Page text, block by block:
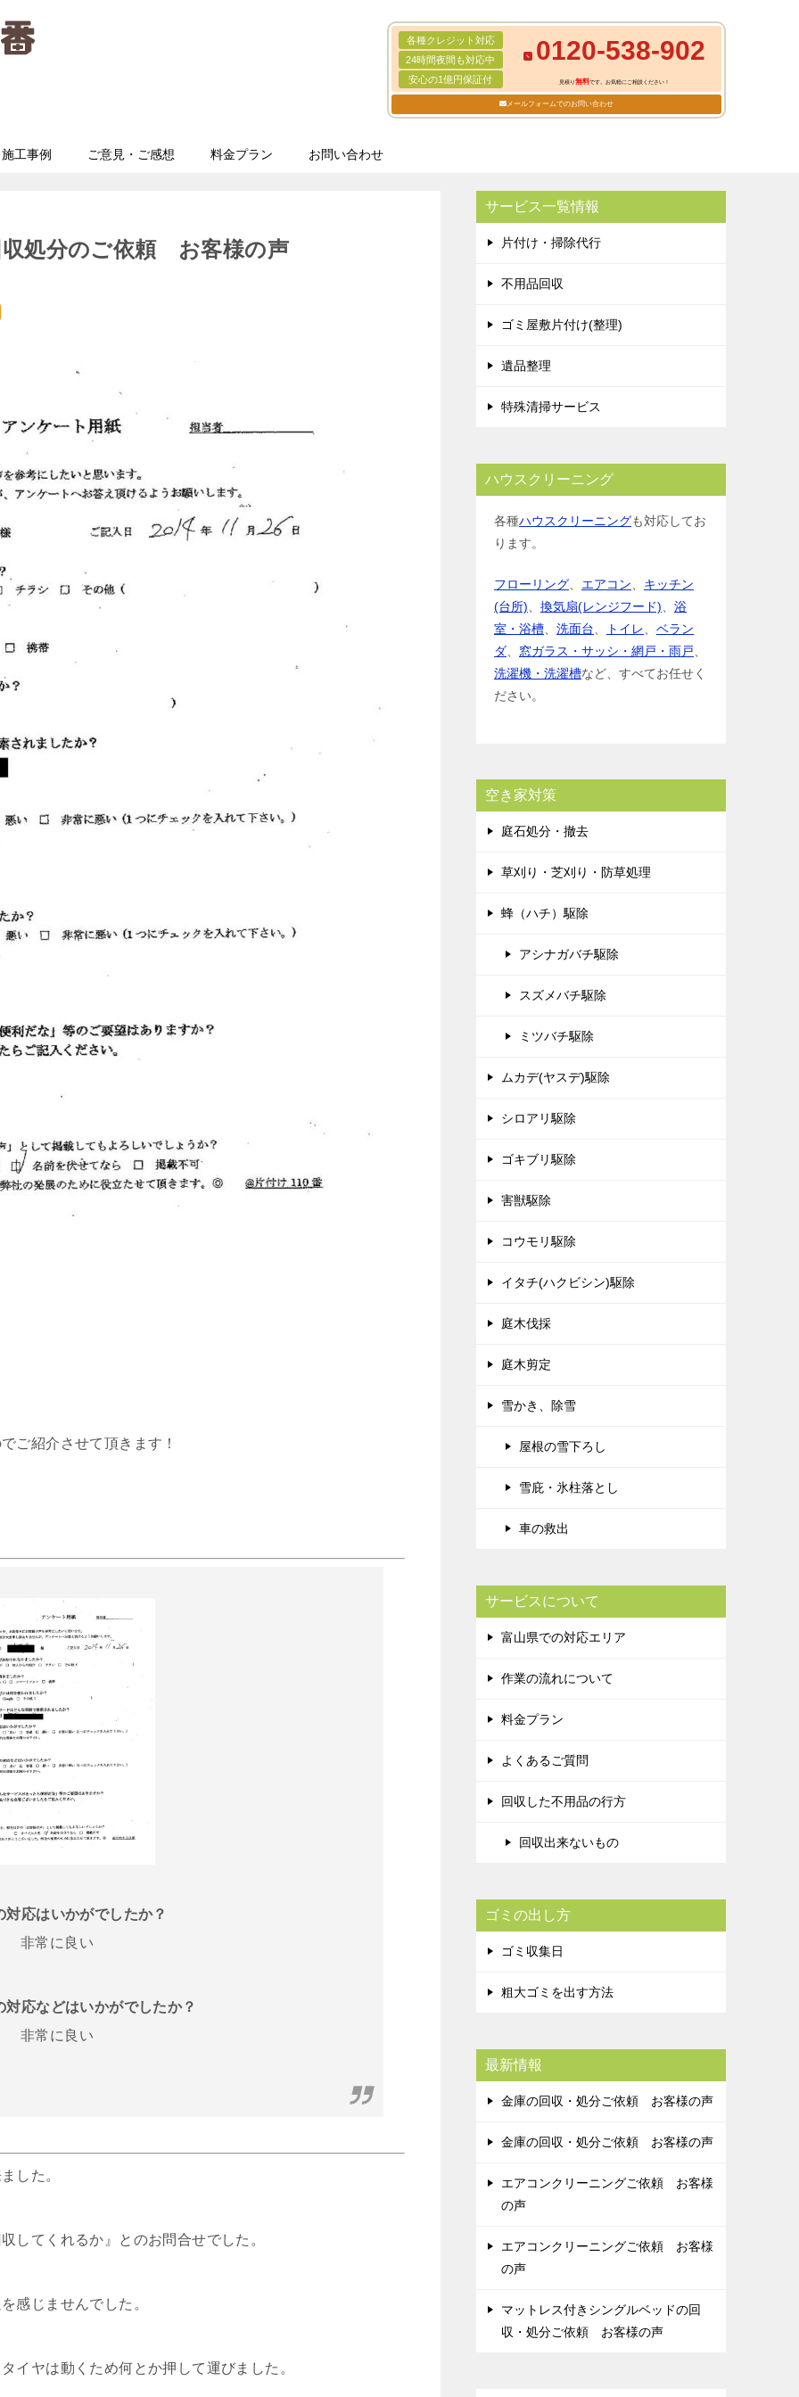
各種クレジット対応
24時間夜間も対応中
安心の1億円保証付
0120-538-902
見積り無料です。お気軽にご相談ください！
メールフォームでのお問い合わせ
施工事例 ご意見・ご感想 料金プラン お問い合わせ
処分のご依頼 お客様の声
ご紹介させて頂きます！
対応はいかがでしたか？
非常に良い
対応などはいかがでしたか？
非常に良い
した。
してくれるか』とのお問合せでした。
感じませんでした。
イヤは動くため何とか押して運びました。
サービス一覧情報
片付け・掃除代行
不用品回収
ゴミ屋敷片付け(整理)
遺品整理
特殊清掃サービス
ハウスクリーニング
各種ハウスクリーニングも対応してお
ります。
フローリング エアコン
キッチン
(台所)
換気扇(レンジフード)
浴
室・浴槽
洗面台 トイレ
ベラン
ダ
窓ガラス・サッシ・網戸・雨戸
洗濯機・洗濯槽など、すべてお任せく
ださい。
空き家対策
庭石処分・撤去
草刈り・芝刈り・防草処理
蜂（ハチ）駆除
アシナガバチ駆除
スズメバチ駆除
ミツバチ駆除
ムカデ(ヤスデ)駆除
シロアリ駆除
ゴキブリ駆除
害獣駆除
コウモリ駆除
イタチ(ハクビシン)駆除
庭木伐採
庭木剪定
雪かき、除雪
屋根の雪下ろし
雪庇・氷柱落とし
車の救出
サービスについて
富山県での対応エリア
作業の流れについて
料金プラン
よくあるご質問
回収した不用品の行方
回収出来ないもの
ゴミの出し方
ゴミ収集日
粗大ゴミを出す方法
最新情報
金庫の回収・処分ご依頼 お客様の声
金庫の回収・処分ご依頼 お客様の声
エアコンクリーニングご依頼 お客様
の声
エアコンクリーニングご依頼 お客様
の声
マットレス付きシングルベッドの回
収・処分ご依頼 お客様の声